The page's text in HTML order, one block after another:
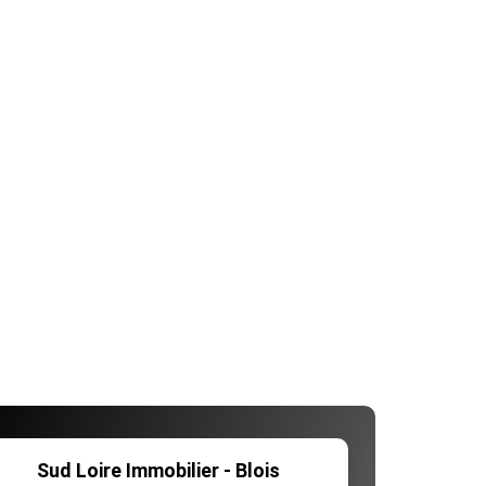
Sud Loire Immobilier - Blois